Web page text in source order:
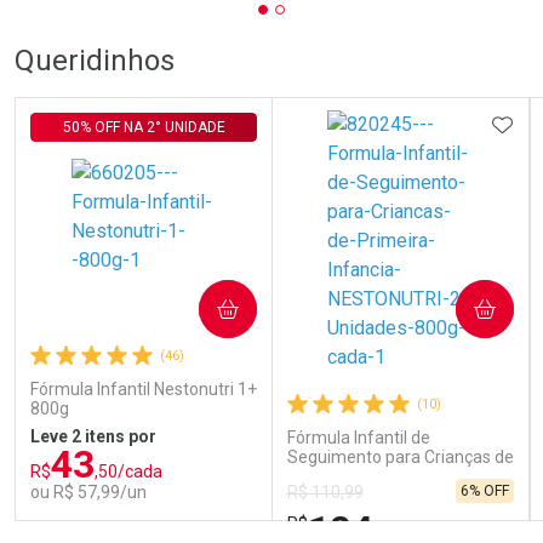
Queridinhos
(46)
Fórmula Infantil Nestonutri 1+
800g
50% OFF NA 2° UNIDADE
Leve 2 itens por
R$43,50/cada
ou R$ 57,99/un
COMPRAR
(10)
Fórmula Infantil de
Seguimento para Crianças de
Primeira Infância Nestonutri
2 Unidades de 800g cada
R$ 110,99
R$104
6% OFF
COMPRAR